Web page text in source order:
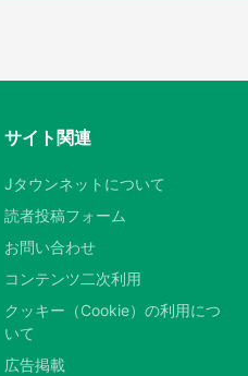
サイト関連
Jタウンネットについて
読者投稿フォーム
お問い合わせ
コンテンツ二次利用
クッキー（Cookie）の利用につ
いて
広告掲載